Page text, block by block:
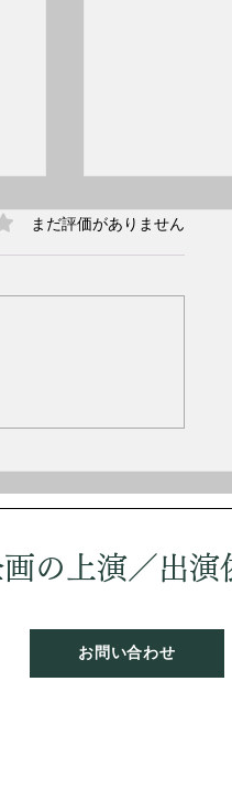
2月2日 誕生日 フリ
クライスラー
12歳で首席卒
童扱いが嫌で
しヨーロッパ
う。ウィーン
「愛の喜
0と評価されています。
まだ評価がありません
の上演／出演
お問い合わせ